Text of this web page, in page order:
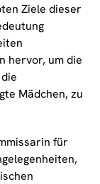
Ziele dieser
hervor, um die
Mädchen, zu
für